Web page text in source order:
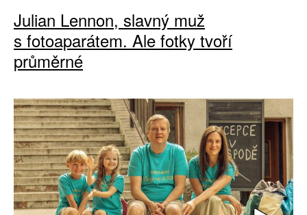
Julian Lennon, slavný muž
s fotoaparátem. Ale fotky tvoří
průměrné